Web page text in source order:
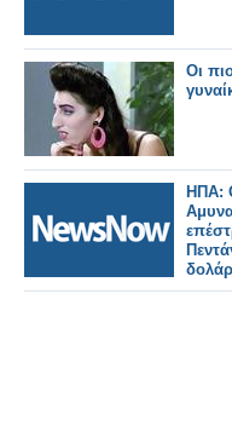
Οι
ΗΠΑ:
στο